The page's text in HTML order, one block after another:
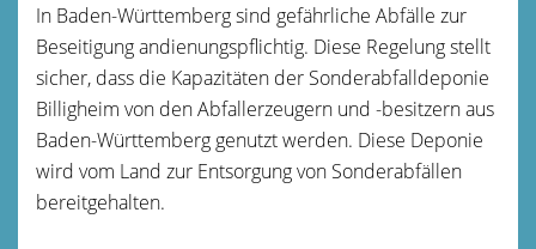
In Baden-Württemberg sind gefährliche Abfälle zur
Beseitigung andienungspflichtig. Diese Regelung stellt
sicher, dass die Kapazitäten der Sonderabfalldeponie
Billigheim von den Abfallerzeugern und -besitzern aus
Baden-Württemberg genutzt werden. Diese Deponie
wird vom Land zur Entsorgung von Sonderabfällen
bereitgehalten.